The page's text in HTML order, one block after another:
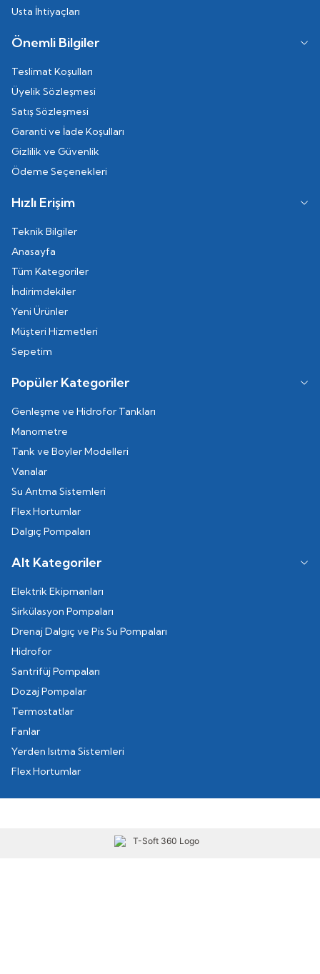
Usta İhtiyaçları
Önemli Bilgiler
Teslimat Koşulları
Üyelik Sözleşmesi
Satış Sözleşmesi
Garanti ve İade Koşulları
Gizlilik ve Güvenlik
Ödeme Seçenekleri
Hızlı Erişim
Teknik Bilgiler
Anasayfa
Tüm Kategoriler
İndirimdekiler
Yeni Ürünler
Müşteri Hizmetleri
Sepetim
Popüler Kategoriler
Genleşme ve Hidrofor Tankları
Manometre
Tank ve Boyler Modelleri
Vanalar
Su Arıtma Sistemleri
Flex Hortumlar
Dalgıç Pompaları
Alt Kategoriler
Elektrik Ekipmanları
Sirkülasyon Pompaları
Drenaj Dalgıç ve Pis Su Pompaları
Hidrofor
Santrifüj Pompaları
Dozaj Pompalar
Termostatlar
Fanlar
Yerden Isıtma Sistemleri
Flex Hortumlar